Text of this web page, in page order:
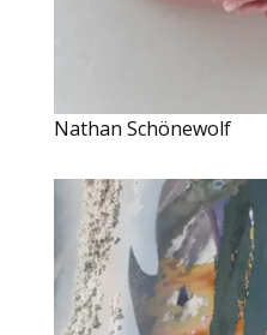
Nathan Schönewolf